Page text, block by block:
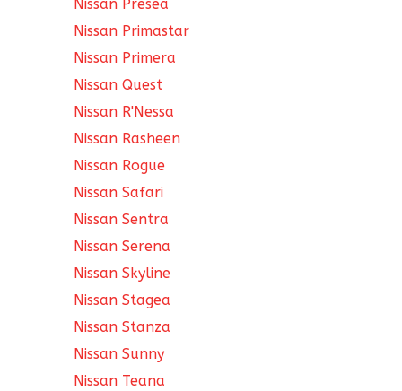
Nissan Presea
Nissan Primastar
Nissan Primera
Nissan Quest
Nissan R'Nessa
Nissan Rasheen
Nissan Rogue
Nissan Safari
Nissan Sentra
Nissan Serena
Nissan Skyline
Nissan Stagea
Nissan Stanza
Nissan Sunny
Nissan Teana